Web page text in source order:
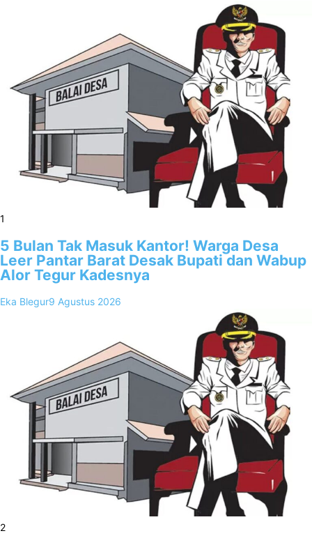
1
5 Bulan Tak Masuk Kantor! Warga Desa
Leer Pantar Barat Desak Bupati dan Wabup
Alor Tegur Kadesnya
Eka Blegur9 Agustus 2026
2